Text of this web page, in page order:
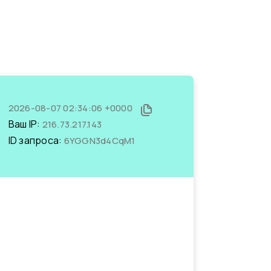
2026-08-07 02:34:06 +0000
Ваш IP: 216.73.217.143
ID запроса: 6YGGN3d4CqM1